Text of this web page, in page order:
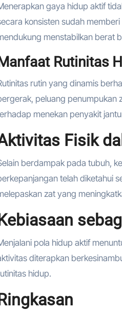
gaya hidup aktif
konsisten sudah
menstabilkan berat
Rutinitas
rutin yang dinamis
peluang penumpukan
menekan penyakit
Fisik
berdampak pada tubuh,
telah diketahui
zat yang
pola hidup aktif
diterapkan
hidup.